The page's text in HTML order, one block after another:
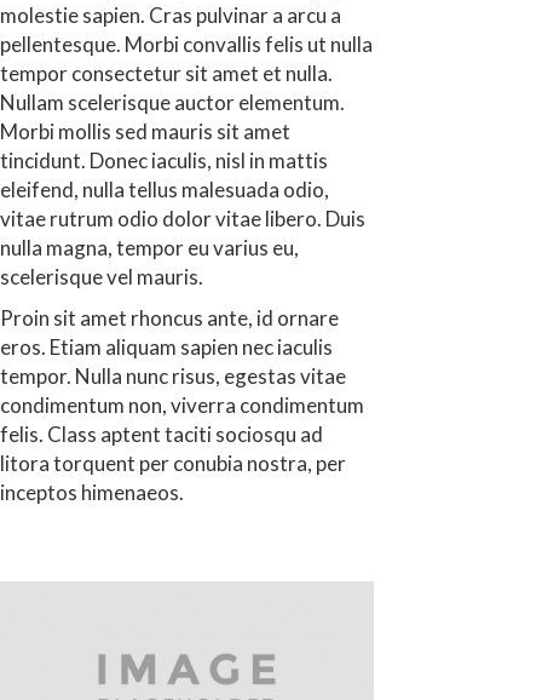
molestie sapien. Cras pulvinar a arcu a
pellentesque. Morbi convallis felis ut nulla
tempor consectetur sit amet et nulla.
Nullam scelerisque auctor elementum.
Morbi mollis sed mauris sit amet
tincidunt. Donec iaculis, nisl in mattis
eleifend, nulla tellus malesuada odio,
vitae rutrum odio dolor vitae libero. Duis
nulla magna, tempor eu varius eu,
scelerisque vel mauris.
Proin sit amet rhoncus ante, id ornare
eros. Etiam aliquam sapien nec iaculis
tempor. Nulla nunc risus, egestas vitae
condimentum non, viverra condimentum
felis. Class aptent taciti sociosqu ad
litora torquent per conubia nostra, per
inceptos himenaeos.